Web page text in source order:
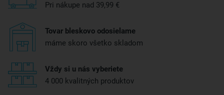
Pri nákupe nad 39,99 €
Tovar bleskovo odosielame
máme skoro všetko skladom
Vždy si u nás vyberiete
4 000 kvalitných produktov